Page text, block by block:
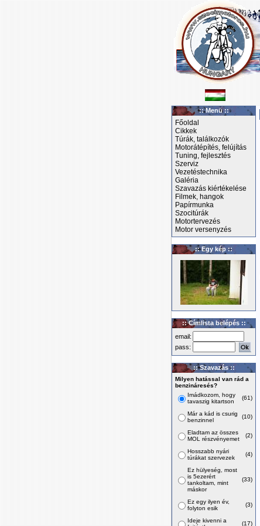
:: Menü ::
Főoldal
Cikkek
Túrák, találkozók
Motorátépítés, felújítás
Tuning, fejlesztés
Szerviz
Vezetéstechnika
Galéria
Szavazás kiértékelése
Filmek, hangok
Papírmunka
Szocitúrák
Motortervezés
Motor versenyzés
:: Egy kép ::
:: Címlista belépés ::
email:
pass:
:: Szavazás ::
Milyen hatással van rád a
benzináresés?
Imádkozom, hogy
tavaszig kitartson
(61)
Már a kád is csurig
benzinnel
(10)
Eladtam az összes
MOL részvényemet
(2)
Hosszabb nyári
túrákat szervezek
(4)
Ez hülyeség, most
is 5ezerért
tankoltam, mint
máskor
(33)
Ez egy ilyen év,
folyton esik
(3)
Ideje kivenni a
(17)